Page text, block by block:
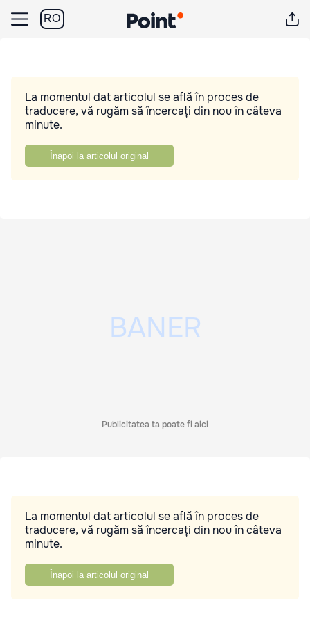
RO
La momentul dat articolul se află în proces de
traducere, vă rugăm să încercați din nou în câteva
minute.
Înapoi la articolul original
Publicitatea ta poate fi aici
La momentul dat articolul se află în proces de
traducere, vă rugăm să încercați din nou în câteva
minute.
Înapoi la articolul original